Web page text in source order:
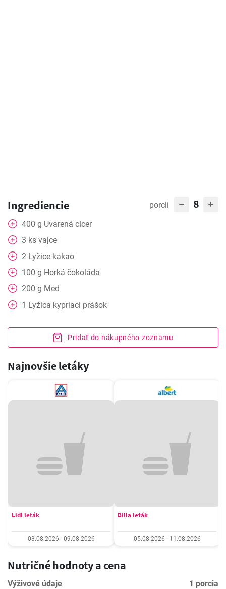
Ingrediencie porcií 8
400 g Uvarená cícer
3 ks vajce
2 Lyžice kakao
100 g Horká čokoláda
200 g Med
1 Lyžica kypriaci prášok
Pridať do nákupného zoznamu
Najnovšie letáky
Lidl leták
03.08.2026 - 09.08.2026
Billa leták
05.08.2026 - 11.08.2026
Nutričné hodnoty a cena
Výživové údaje
1 porcia